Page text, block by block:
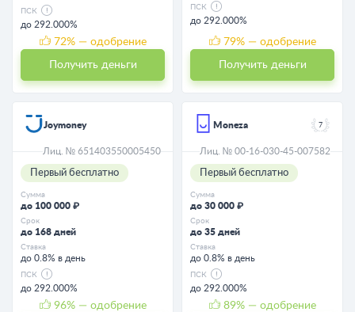
ПСК
до 292.000%
72% — одобрение
Получить деньги
ПСК
до 292.000%
79% — одобрение
Получить деньги
Joymoney
Лиц. № 651403550005450
Первый бесплатно
Сумма
до 100 000 ₽
Срок
до 168 дней
Ставка
до 0.8% в день
ПСК
до 292.000%
96% — одобрение
Moneza 7
Лиц. № 00-16-030-45-007582
Первый бесплатно
Сумма
до 30 000 ₽
Срок
до 35 дней
Ставка
до 0.8% в день
ПСК
до 292.000%
89% — одобрение